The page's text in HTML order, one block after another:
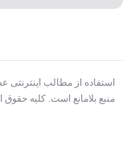
استفاده از مطالب
منبع بلامانع است. کلیه